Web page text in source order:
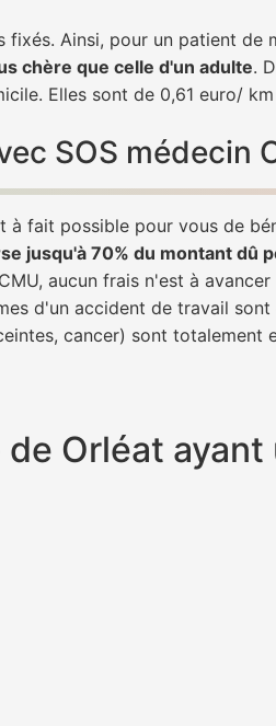
Ainsi, pour un patient de
chère que celle d'un adulte.
Elles sont de 0,61 euro/
SOS médecin
fait possible pour vous de
jusqu'à 70% du montant dû
aucun frais n'est à
d'un accident de travail
cancer) sont
Orléat